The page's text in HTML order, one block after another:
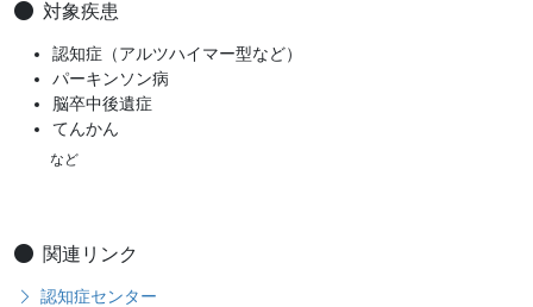
対象疾患
認知症（アルツハイマー型など）
パーキンソン病
脳卒中後遺症
てんかん
など
関連リンク
認知症センター